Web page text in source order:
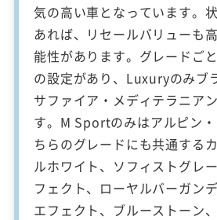
気の高い車となっています。
あれば、リセールバリューも
能性があります。グレードご
の設定があり、Luxuryのみブ
サファイア・メディテラニア
す。M Sportのみはアルピン
ちらのグレードにも共通する
ルホワイト、ソフィストグレ
フェクト、ローヤルバーガン
エフェクト、ブルーストーン